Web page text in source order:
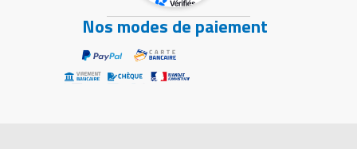
Nos modes de paiement